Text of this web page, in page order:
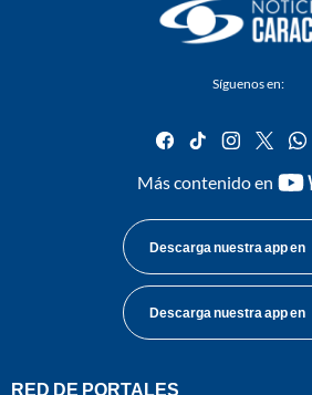
Síguenos en:
facebook
tiktok
Más contenido en
Descarga nuestra app en
Descarga nuestra app en
RED DE PORTALES